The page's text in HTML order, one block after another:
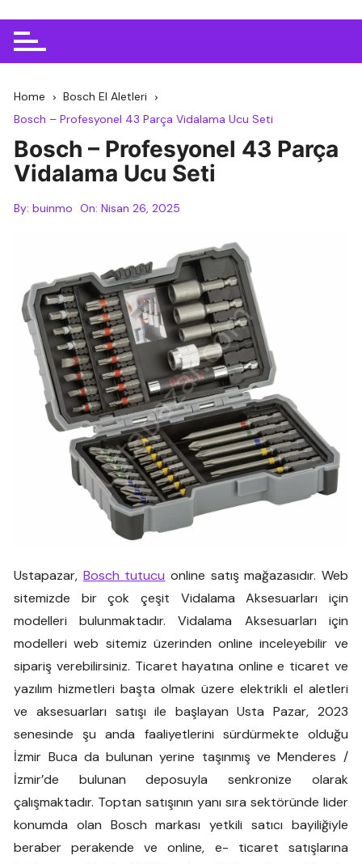
Home
Bosch El Aletleri
Bosch – Profesyonel 43 Parça Vidalama Ucu Seti
Bosch – Profesyonel 43 Parça
Vidalama Ucu Seti
By: buinmo On:Nisan 26, 2025
Ustapazar, Bosch tutucu online satış mağazasıdır. Web
sitemizde bir çok çeşit Vidalama Aksesuarları için
modelleri bulunmaktadır. Vidalama Aksesuarları için
modelleri web sitemiz üzerinden online inceleyebilir ve
sipariş verebilirsiniz. Ticaret hayatına online e ticaret ve
yazılım hizmetleri başta olmak üzere elektrikli el aletleri
ve aksesuarları satışı ile başlayan Usta Pazar, 2023
senesinde şu anda faaliyetlerini sürdürmekte olduğu
İzmir Buca da bulunan yerine taşınmış ve Menderes /
İzmir’de bulunan deposuyla senkronize olarak
çalışmaktadır. Toptan satışının yanı sıra sektöründe lider
konumda olan Bosch markası yetkili satıcı bayiliğiyle
beraber perakende ve online, e- ticaret satışlarına